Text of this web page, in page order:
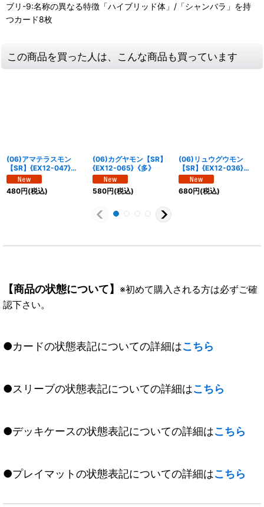
ブリ-9:名称の異なる特徴「ハイブリッド体」/「シャンバラ」を持
つカード8枚
この商品を買った人は、こんな商品も買っています
(06)アマテラスモン
【SR】{EX12-047}
《多》
480円(税込)
(06)カグヤモン【SR】
{EX12-065}《多》
580円(税込)
(06)リュウグウモン
【SR】{EX12-036}
《多》
680円(税込)
【商品の状態について】 ※初めて購入される方は必ずご確
認下さい。
●カードの状態表記についての詳細はこちら
●スリーブの状態表記についての詳細はこちら
●デッキケースの状態表記についての詳細はこちら
●プレイマットの状態表記についての詳細はこちら